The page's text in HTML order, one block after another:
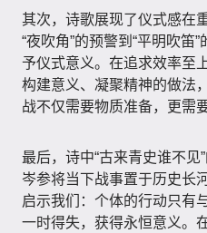
其次，诗歌展现了仪式感在
“夜吹角”的预警到“平明吹笛
予仪式意义。在追求效率至
构建意义、凝聚精神的做
战不仅需要物质准备，更需
最后，诗中“古来青史谁不见
岑参将当下战事置于历史长
启示我们：个体的行动只有
一时得失，获得永恒意义。